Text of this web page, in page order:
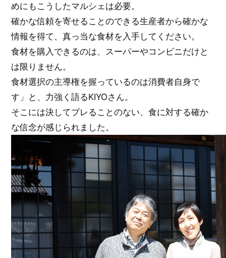
めにもこうしたマルシェは必要。
確かな信頼を寄せることのできる生産者から確かな
情報を得て、真っ当な食材を入手してください。
食材を購入できるのは、スーパーやコンビニだけと
は限りません。
食材選択の主導権を握っているのは消費者自身で
す」と、力強く語るKIYOさん。
そこには決してブレることのない、食に対する確か
な信念が感じられました。